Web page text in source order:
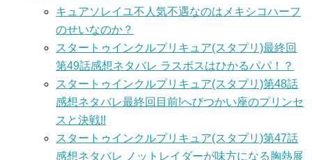
キュアソレイユ不人気不遇なのはメキシコハーフ
のせいなのか？
スタートゥインクルプリキュア(スタプリ)最終回
第49話感想ネタバレ ラスボスはひかるパパ！？
スタートゥインクルプリキュア(スタプリ)第48話
感想ネタバレ最終回目前!へびつかい座のプリンセ
スと決戦!!
スタートゥインクルプリキュア(スタプリ)第47話
感想ネタバレ ノットレイダーが味方になる胸熱展